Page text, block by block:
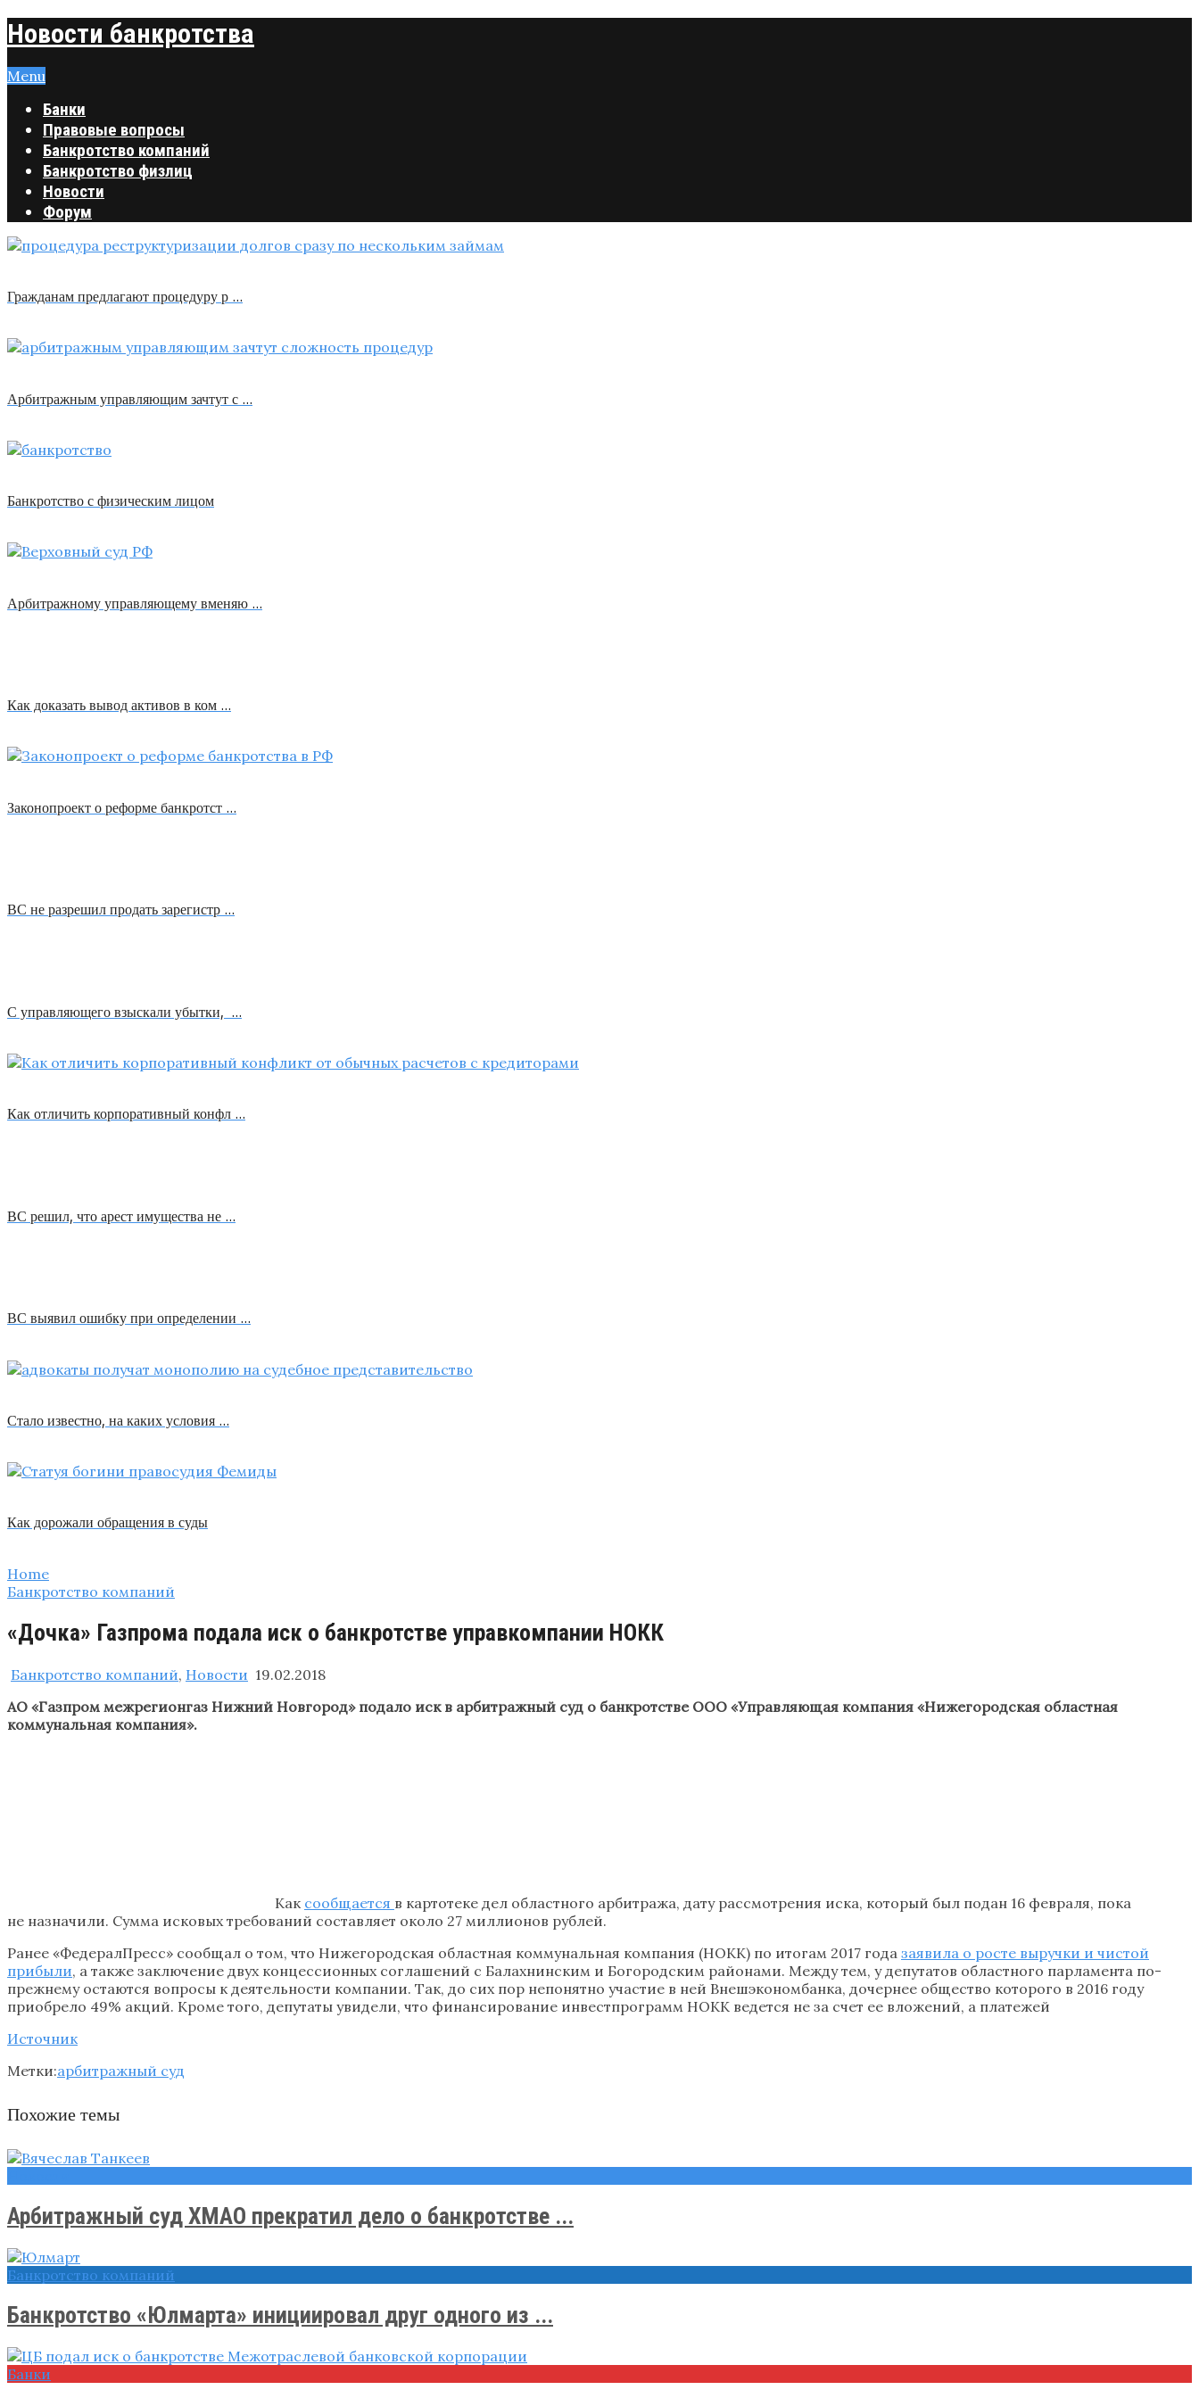
Новости банкротства
Menu
Банки
Правовые вопросы
Банкротство компаний
Банкротство физлиц
Новости
Форум
Гражданам предлагают процедуру р …
Арбитражным управляющим зачтут с …
Банкротство с физическим лицом
Арбитражному управляющему вменяю …
Как доказать вывод активов в ком …
Законопроект о реформе банкротст …
ВС не разрешил продать зарегистр …
С управляющего взыскали убытки, …
Как отличить корпоративный конфл …
ВС решил, что арест имущества не …
ВС выявил ошибку при определении …
Стало известно, на каких условия …
Как дорожали обращения в суды
Home
Банкротство компаний
«Дочка» Газпрома подала иск о банкротстве управкомпании НОКК
Банкротство компаний, Новости 19.02.2018
АО «Газпром межрегионгаз Нижний Новгород» подало иск в арбитражный суд о банкротстве ООО «Управляющая компания «Нижегородская областная
коммунальная компания».
Как сообщается в картотеке дел областного арбитража, дату рассмотрения иска, который был подан 16 февраля, пока
не назначили. Сумма исковых требований составляет около 27 миллионов рублей.
Ранее «ФедералПресс» сообщал о том, что Нижегородская областная коммунальная компания (НОКК) по итогам 2017 года заявила о росте выручки и чистой
прибыли, а также заключение двух концессионных соглашений с Балахнинским и Богородским районами. Между тем, у депутатов областного парламента по-
прежнему остаются вопросы к деятельности компании. Так, до сих пор непонятно участие в ней Внешэкономбанка, дочернее общество которого в 2016 году
приобрело 49% акций. Кроме того, депутаты увидели, что финансирование инвестпрограмм НОКК ведется не за счет ее вложений, а платежей
Источник
Метки:арбитражный суд
Похожие темы
Арбитражный суд ХМАО прекратил дело о банкротстве ...
Банкротство компаний
Банкротство «Юлмарта» инициировал друг одного из ...
Банки